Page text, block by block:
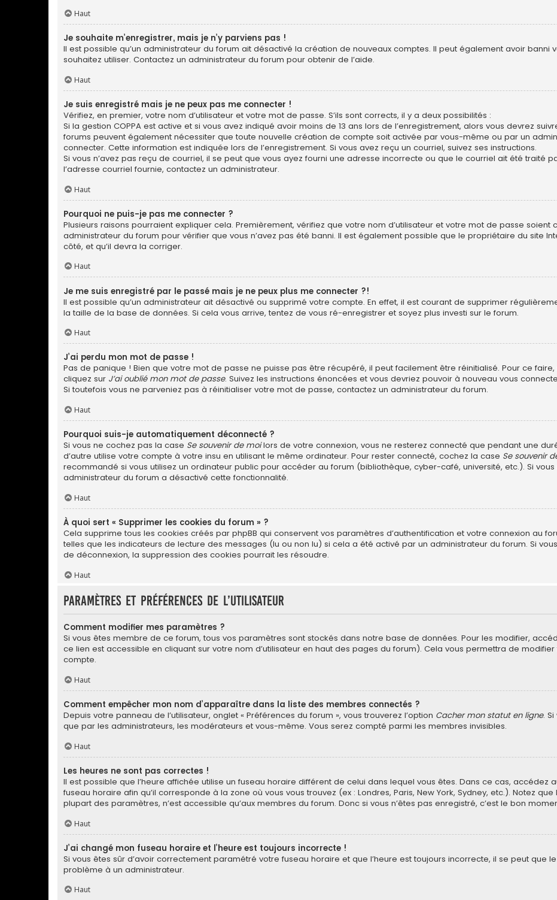
Haut
Je souhaite m’enregistrer, mais je n’y parviens pas !
Il est possible qu’un administrateur du forum ait désactivé la création de nouveaux comptes. Il peut également avoir banni
souhaitez utiliser. Contactez un administrateur du forum pour obtenir de l’aide.
Haut
Je suis enregistré mais je ne peux pas me connecter !
Vérifiez, en premier, votre nom d’utilisateur et votre mot de passe. S’ils sont corrects, il y a deux possibilités :
Si la gestion COPPA est active et si vous avez indiqué avoir moins de 13 ans lors de l’enregistrement, alors vous devrez
forums peuvent également nécessiter que toute nouvelle création de compte soit activée par vous-même ou par un
connecter. Cette information est indiquée lors de l’enregistrement. Si vous avez reçu un courriel, suivez ses instructions.
Si vous n’avez pas reçu de courriel, il se peut que vous ayez fourni une adresse incorrecte ou que le courriel ait été traité
l’adresse courriel fournie, contactez un administrateur.
Haut
Pourquoi ne puis-je pas me connecter ?
Plusieurs raisons pourraient expliquer cela. Premièrement, vérifiez que votre nom d’utilisateur et votre mot de passe soient
administrateur du forum pour vérifier que vous n’avez pas été banni. Il est également possible que le propriétaire du site
côté, et qu’il devra la corriger.
Haut
Je me suis enregistré par le passé mais je ne peux plus me connecter ?!
Il est possible qu’un administrateur ait désactivé ou supprimé votre compte. En effet, il est courant de supprimer
la taille de la base de données. Si cela vous arrive, tentez de vous ré-enregistrer et soyez plus investi sur le forum.
Haut
J’ai perdu mon mot de passe !
Pas de panique ! Bien que votre mot de passe ne puisse pas être récupéré, il peut facilement être réinitialisé. Pour ce
cliquez sur J’ai oublié mon mot de passe. Suivez les instructions énoncées et vous devriez pouvoir à nouveau vous
Si toutefois vous ne parveniez pas à réinitialiser votre mot de passe, contactez un administrateur du forum.
Haut
Pourquoi suis-je automatiquement déconnecté ?
Si vous ne cochez pas la case Se souvenir de moilors de votre connexion, vous ne resterez connecté que pendant une
d’autre utilise votre compte à votre insu en utilisant le même ordinateur. Pour rester connecté, cochez la case Se souvenir
recommandé si vous utilisez un ordinateur public pour accéder au forum (bibliothèque, cyber-café, université, etc.). Si
administrateur du forum a désactivé cette fonctionnalité.
Haut
À quoi sert « Supprimer les cookies du forum » ?
Cela supprime tous les cookies créés par phpBB qui conservent vos paramètres d’authentification et votre connexion au
telles que les indicateurs de lecture des messages (lu ou non lu) si cela a été activé par un administrateur du forum. Si
de déconnexion, la suppression des cookies pourrait les résoudre.
Haut
Paramètres et préférences de l’utilisateur
Comment modifier mes paramètres ?
Si vous êtes membre de ce forum, tous vos paramètres sont stockés dans notre base de données. Pour les modifier,
ce lien est accessible en cliquant sur votre nom d’utilisateur en haut des pages du forum). Cela vous permettra de
compte.
Haut
Comment empêcher mon nom d’apparaître dans la liste des membres connectés ?
Depuis votre panneau de l’utilisateur, onglet « Préférences du forum », vous trouverez l’option Cacher mon statut en ligne.
que par les administrateurs, les modérateurs et vous-même. Vous serez compté parmi les membres invisibles.
Haut
Les heures ne sont pas correctes !
Il est possible que l’heure affichée utilise un fuseau horaire différent de celui dans lequel vous êtes. Dans ce cas, accédez
fuseau horaire afin qu’il corresponde à la zone où vous vous trouvez (ex : Londres, Paris, New York, Sydney, etc.). Notez
plupart des paramètres, n’est accessible qu’aux membres du forum. Donc si vous n’êtes pas enregistré, c’est le bon
Haut
J’ai changé mon fuseau horaire et l’heure est toujours incorrecte !
Si vous êtes sûr d’avoir correctement paramétré votre fuseau horaire et que l’heure est toujours incorrecte, il se peut que
problème à un administrateur.
Haut